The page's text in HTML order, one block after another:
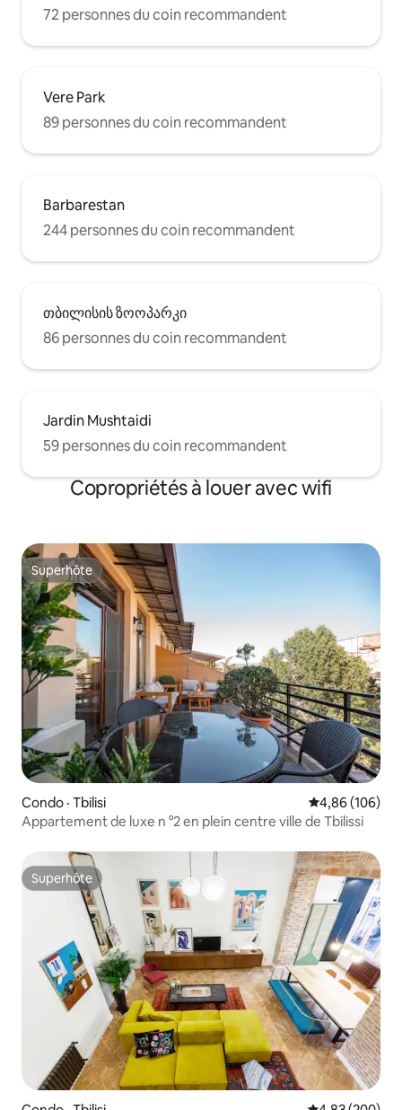
72 personnes du coin recommandent
Vere Park
89 personnes du coin recommandent
Barbarestan
244 personnes du coin recommandent
თბილისის ზოოპარკი
86 personnes du coin recommandent
Jardin Mushtaidi
59 personnes du coin recommandent
Copropriétés à louer avec wifi
Superhôte
Superhôte
Condo · Tbilisi Note
4,86 (106)
Appartement de luxe n °2 en plein centre ville de Tbilissi
Superhôte
Superhôte